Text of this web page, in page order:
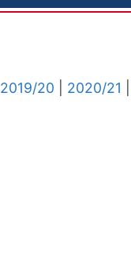
2019/20 2020/21